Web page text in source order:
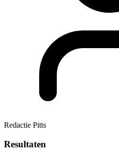
Redactie Pitts
Resultaten